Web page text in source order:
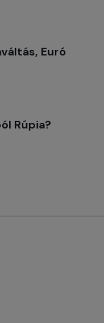
Euró
Rúpia?